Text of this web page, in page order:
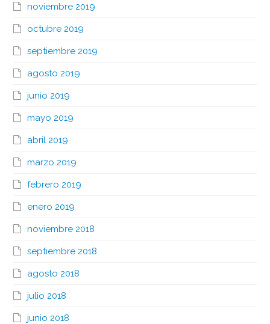
noviembre 2019
octubre 2019
septiembre 2019
agosto 2019
junio 2019
mayo 2019
abril 2019
marzo 2019
febrero 2019
enero 2019
noviembre 2018
septiembre 2018
agosto 2018
julio 2018
junio 2018